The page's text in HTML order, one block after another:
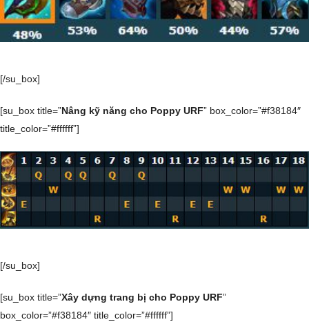
[/su_box]
[su_box title=”Nâng kỹ năng cho Poppy URF” box_color=”#f38184″
title_color=”#ffffff”]
[/su_box]
[su_box title=”Xây dựng trang bị cho Poppy URF”
box_color=”#f38184″ title_color=”#ffffff”]